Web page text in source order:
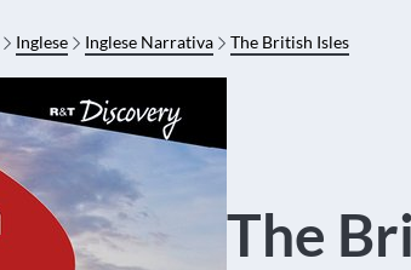
Inglese Inglese Narrativa The British Isles
The